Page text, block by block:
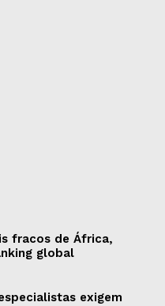
fracos de África,
global
exigem